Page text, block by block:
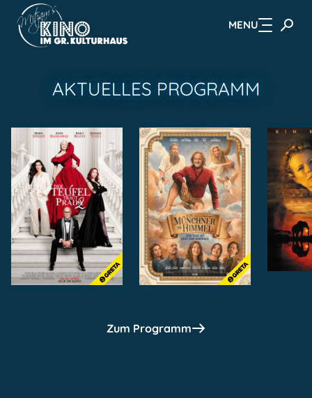
Zum Hauptinhalt springen MENU
AKTUELLES PROGRAMM
Zum Programm